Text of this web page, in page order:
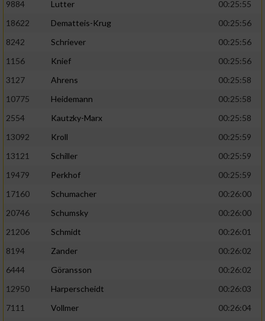
9884
Lutter
00:25:55
18622
Dematteis-Krug
00:25:56
8242
Schriever
00:25:56
1156
Knief
00:25:56
3127
Ahrens
00:25:58
10775
Heidemann
00:25:58
2554
Kautzky-Marx
00:25:58
13092
Kroll
00:25:59
13121
Schiller
00:25:59
19479
Perkhof
00:25:59
17160
Schumacher
00:26:00
20746
Schumsky
00:26:00
21206
Schmidt
00:26:01
8194
Zander
00:26:02
6444
Göransson
00:26:02
12950
Harperscheidt
00:26:03
7111
Vollmer
00:26:04
Analyse von Zielgruppen durch Statistiken
verschiedenen Quellen
Verwendung reduzierter Daten zur Auswahl
IAB-Besonderheiten:
Verwendung genauer Standortdaten
Informationen identifizieren